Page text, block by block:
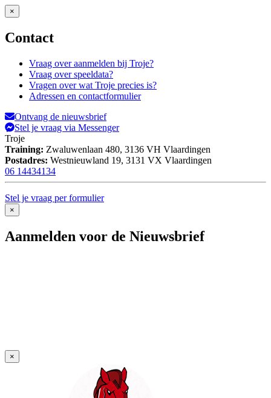
×
Contact
Vraag over aanmelden bij Troje?
Vraag over speeldata?
Vragen over wat Troje precies is?
Adressen en contactformulier
Ontvang de nieuwsbrief
Stel je vraag via Messenger
Troje
Training: Zwaluwenlaan 480, 3136 VH Vlaardingen
Postadres: Westnieuwland 19, 3131 VX Vlaardingen
06 14434134
Stel je vraag per formulier
×
Aanmelden voor de Nieuwsbrief
×